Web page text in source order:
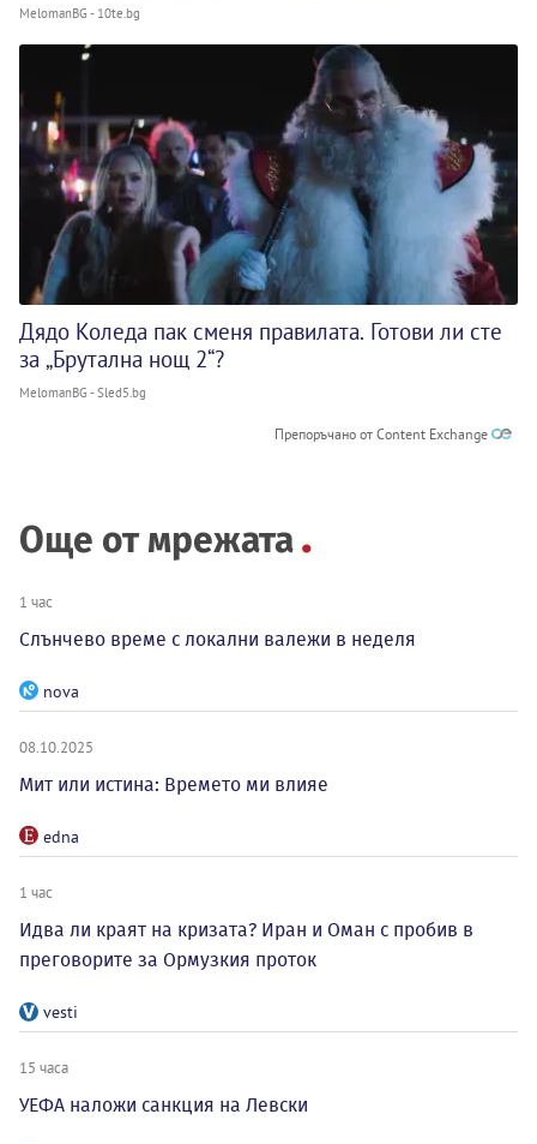
MelomanBG - 10te.bg
Дядо Коледа пак сменя правилата. Готови ли сте
за „Брутална нощ 2“?
MelomanBG - Sled5.bg
Препоръчано от Content Exchange
Още от мрежата
1 час
Слънчево време с локални валежи в неделя
nova
08.10.2025
Мит или истина: Времето ми влияе
edna
1 час
Идва ли краят на кризата? Иран и Оман с пробив в
преговорите за Ормузкия проток
vesti
15 часа
УЕФА наложи санкция на Левски